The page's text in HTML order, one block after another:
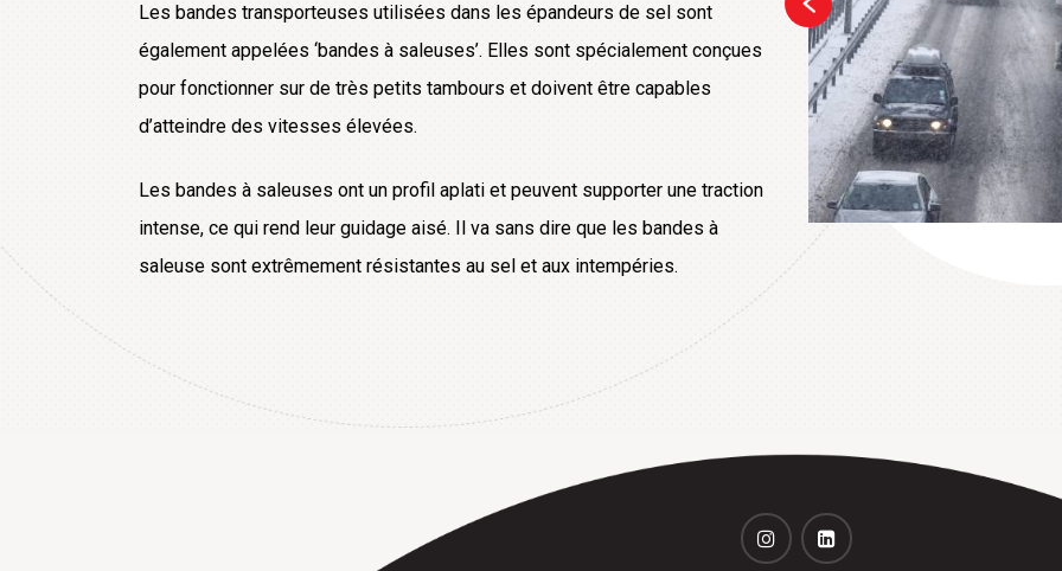
Les bandes transporteuses utilisées dans les épandeurs de sel sont
également appelées ‘bandes à saleuses’. Elles sont spécialement conçues
pour fonctionner sur de très petits tambours et doivent être capables
d’atteindre des vitesses élevées.
Les bandes à saleuses ont un profil aplati et peuvent supporter une traction
intense, ce qui rend leur guidage aisé. Il va sans dire que les bandes à
saleuse sont extrêmement résistantes au sel et aux intempéries.